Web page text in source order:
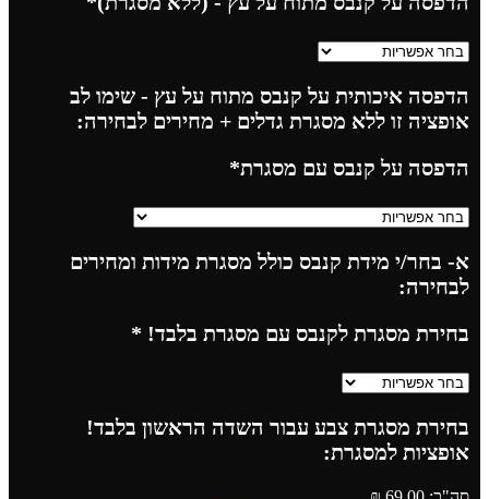
הדפסה איכותית על קנבס מתוח על עץ - שימו לב
אופציה זו ללא מסגרת גדלים + מחירים לבחירה:
הדפסה על קנבס עם מסגרת*
א- בחר/י מידת קנבס כולל מסגרת מידות ומחירים
לבחירה:
בחירת מסגרת לקנבס עם מסגרת בלבד! *
בחירת מסגרת צבע עבור השדה הראשון בלבד!
אופציות למסגרת: